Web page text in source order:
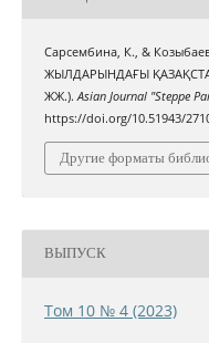
Сарсембина, К., &
ЖЫЛДАРЫНДАҒЫ
ЖЖ.).Asian Journal "Steppe
https://doi.org/10.51943/
Другие форматы
ВЫПУСК
Том 10 № 4 (2023)